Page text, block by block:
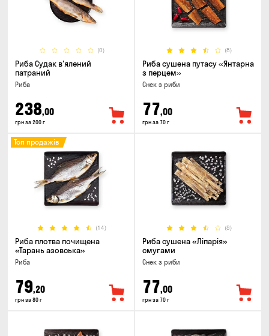
(0)
Риба Судак в'ялений
патраний
Риба
238,00
грн за 200 г
(8)
Риба сушена путасу «Янтарна
з перцем»
Снек з риби
77,00
грн за 70 г
(14)
Топ продажів
Риба плотва почищена
«Тарань азовська»
Риба
79,20
грн за 80 г
(8)
Риба сушена «Ліпарія»
смугами
Снек з риби
77,00
грн за 70 г